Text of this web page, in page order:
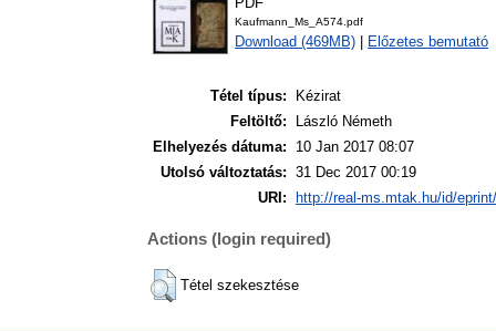
Kaufmann_Ms_A574.pdf
Download (469MB) Előzetes bemutató
Tétel típus:
Kézirat
Feltöltő:
László Németh
Elhelyezés dátuma:
10 Jan 2017 08:07
Utolsó változtatás: 31 Dec 2017 00:19
URI:
http://real-ms.mtak.hu/id/
Actions (login required)
Tétel szekesztése